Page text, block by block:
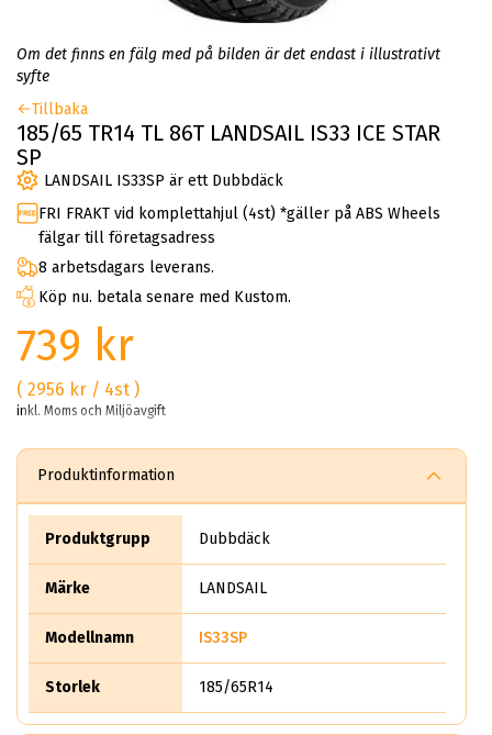
Om det finns en fälg med på bilden är det endast i illustrativt
syfte
Tillbaka
185/65 TR14 TL 86T LANDSAIL IS33 ICE STAR
SP
LANDSAIL IS33SP är ett Dubbdäck
FRI FRAKT vid komplettahjul (4st) *gäller på ABS Wheels
fälgar till företagsadress
8 arbetsdagars leverans.
Köp nu. betala senare med Kustom.
739 kr
( 2956 kr / 4st )
inkl. Moms och Miljöavgift
Produktinformation
Produktgrupp Dubbdäck
Märke LANDSAIL
Modellnamn IS33SP
Storlek 185/65R14